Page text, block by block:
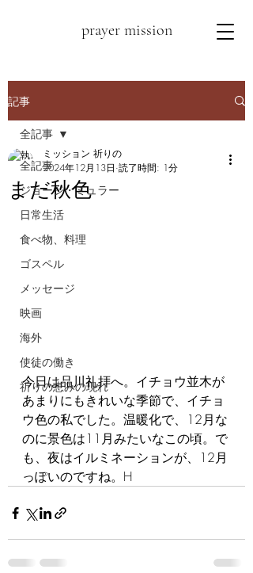
prayer mission
記事
全記事
ジョージ・ミュラー
日常生活
食べ物、料理
ゴスペル
メッセージ
映画
海外
使徒の働き
祈りの恵みの現れ
全記事
まだ秋色
ミッション 祈りの
2024年12月13日 読了時間: 1分
今日は品川礼拝へ。イチョウ並木が
あまりにもきれいな季節で、イチョ
ウ色の私でした。温暖化で、12月な
のに景色は11月みたいなこの頃。で
も、夜はイルミネーションが、12月
っぽいのですね。H